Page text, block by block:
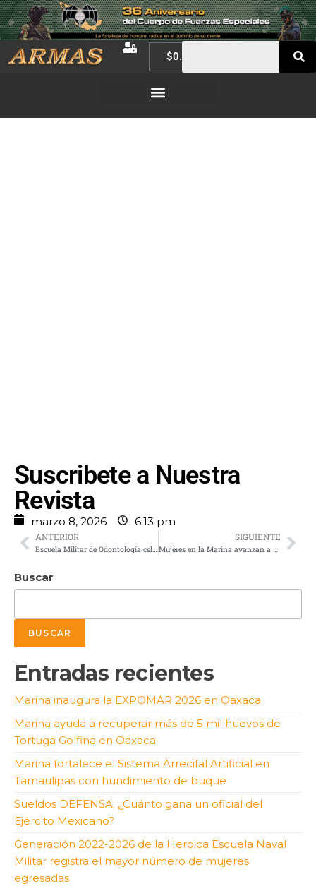
$0.00
Suscribete a Nuestra
Revista
marzo 8, 2026 6:13 pm
ANTERIOR
Escuela Militar de Odontología celebra 50 años de preservar la salud odontológica de la familia militar
SIGUIENTE
Mujeres en la Marina avanzan a mayores rangos y puestos estratégicos
Buscar
BUSCAR
Entradas recientes
Marina inaugura la EXPOMAR 2026 en Oaxaca
Marina ayuda a recuperar más de 5 mil huevos de
Tortuga Golfina en Oaxaca
Marina fortalece el Sistema Arrecifal Artificial en
Tamaulipas con hundimiento de buque
Sueldos DEFENSA: ¿Cuánto gana un oficial del
Ejército Mexicano?
Generación 2022-2026 de la Heroica Escuela Naval
Militar registra el mayor número de mujeres
egresadas